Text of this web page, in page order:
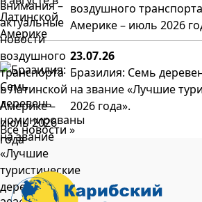
воздушного
Америке – июль 2026
23.07.26
Бразилия: Семь
на звание «Лучшие
2026 года».
Все новости »